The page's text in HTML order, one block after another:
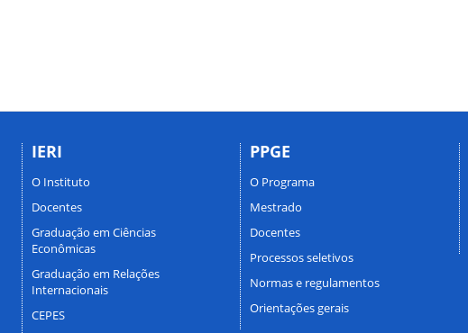
IERI
O Instituto
Docentes
Graduação em Ciências
Econômicas
Graduação em Relações
Internacionais
CEPES
PPGE
O Programa
Mestrado
Docentes
Processos seletivos
Normas e regulamentos
Orientações gerais